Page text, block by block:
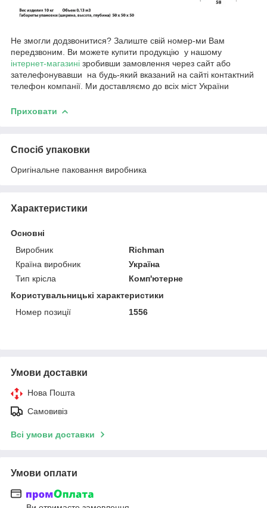
Не змогли додзвонитися? Залиште свій номер-ми Вам
передзвоним. Ви можете купити продукцію у нашому
інтернет-магазині зробивши замовлення через сайт або
зателефонувавши на будь-який вказаний на сайті контактний
телефон компанії. Ми доставляємо до всіх міст України
Приховати
Спосіб упаковки
Оригінальне паковання виробника
Характеристики
Основні
Виробник
Richman
Країна виробник
Україна
Тип крісла
Комп'ютерне
Користувальницькі характеристики
Номер позиції
1556
Умови доставки
Нова Пошта
Самовивіз
Всі умови доставки
Умови оплати